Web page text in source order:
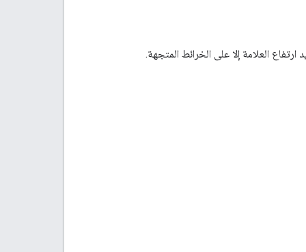
العلامة إلا على الخرائط المتجهة.